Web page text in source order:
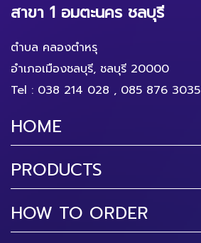
สาขา 1 อมตะนคร ชลบุรี
ตำบล คลองตำหรุ
อำเภอเมืองชลบุรี, ชลบุรี 20000
Tel : 038 214 028 , 085 876 3035
HOME
PRODUCTS
HOW TO ORDER